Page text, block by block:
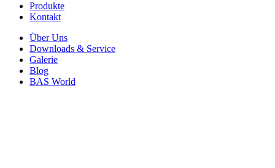
Produkte
Kontakt
Über Uns
Downloads & Service
Galerie
Blog
BAS World